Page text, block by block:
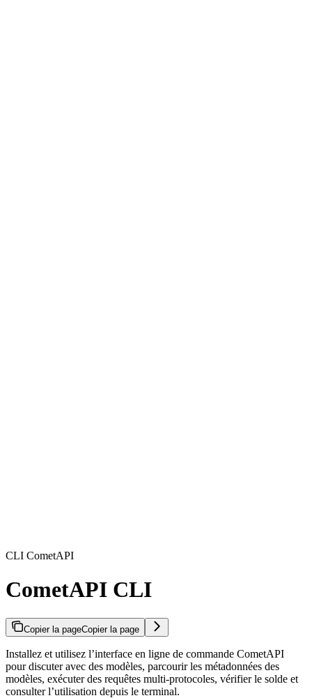
CLI CometAPI
CometAPI CLI
Copier la pageCopier la page
Installez et utilisez l’interface en ligne de commande CometAPI
pour discuter avec des modèles, parcourir les métadonnées des
modèles, exécuter des requêtes multi-protocoles, vérifier le solde et
consulter l’utilisation depuis le terminal.